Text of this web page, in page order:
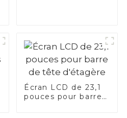
Écran LCD de 23,1
pouces pour barre